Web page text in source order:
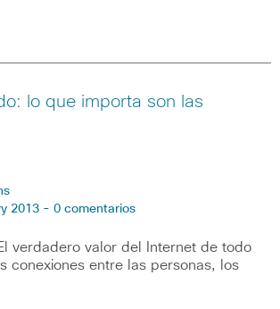
lo que importa son las
2013 - 0 comentarios
verdadero valor del Internet de todo
conexiones entre las personas, los